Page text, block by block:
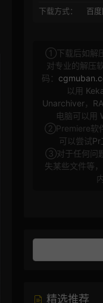
下载方式：
百
①下载后如解
对专业的解压
码：
以用
Unarchiver，
电脑可以用
②Premiere软
可以尝试Pr
③对于任何问
失某些文件等
精选推荐